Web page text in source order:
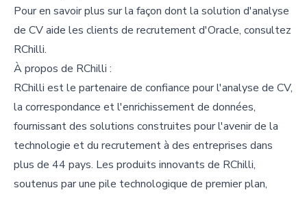
Pour en savoir plus sur la façon dont la solution d'analyse
de CV aide les clients de recrutement d'Oracle, consultez
RChilli.
À propos de RChilli :
RChilli est le partenaire de confiance pour l'analyse de CV,
la correspondance et l'enrichissement de données,
fournissant des solutions construites pour l'avenir de la
technologie et du recrutement à des entreprises dans
plus de 44 pays. Les produits innovants de RChilli,
soutenus par une pile technologique de premier plan,